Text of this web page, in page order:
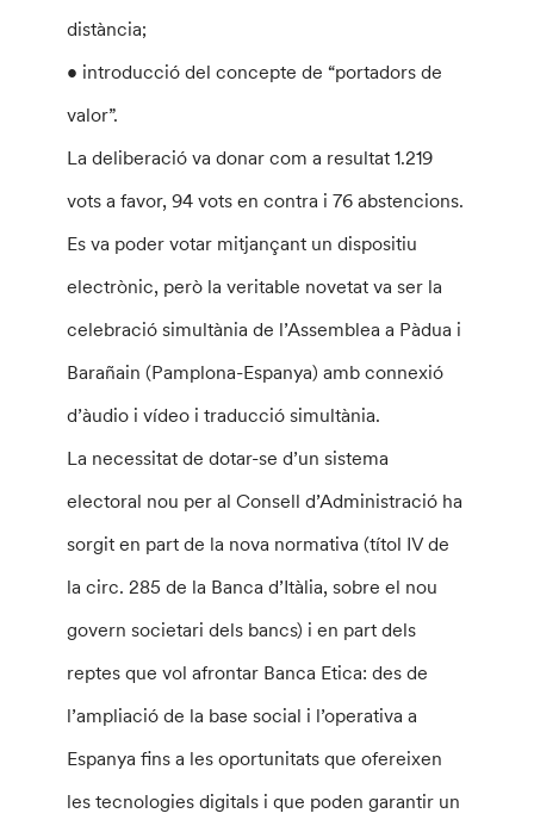
distància;
• introducció del concepte de “portadors de
valor”.
La deliberació va donar com a resultat 1.219
vots a favor, 94 vots en contra i 76 abstencions.
Es va poder votar mitjançant un dispositiu
electrònic, però la veritable novetat va ser la
celebració simultània de l’Assemblea a Pàdua i
Barañain (Pamplona-Espanya) amb connexió
d’àudio i vídeo i traducció simultània.
La necessitat de dotar-se d’un sistema
electoral nou per al Consell d’Administració ha
sorgit en part de la nova normativa (títol IV de
la circ. 285 de la Banca d’Itàlia, sobre el nou
govern societari dels bancs) i en part dels
reptes que vol afrontar Banca Etica: des de
l’ampliació de la base social i l’operativa a
Espanya fins a les oportunitats que ofereixen
les tecnologies digitals i que poden garantir un